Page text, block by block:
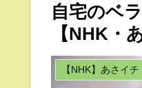
自宅のベ
【NHK・
【NHK】あさイチ